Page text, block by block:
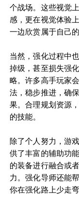
个战场。这些视觉
感，更在视觉体验
一边欣赏属于自己的
当然，强化过程中
掉级，甚至损失强
略。许多高手玩家
法，稳步推进，确
果。合理规划资源
的技能。
除了个人努力，游
供了丰富的辅助功
的装备进行融合或
力。强化导师还能
你在强化路上少走弯